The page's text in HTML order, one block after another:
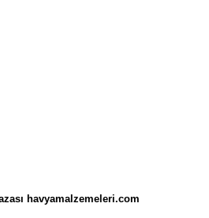
havyamalzemeleri.com